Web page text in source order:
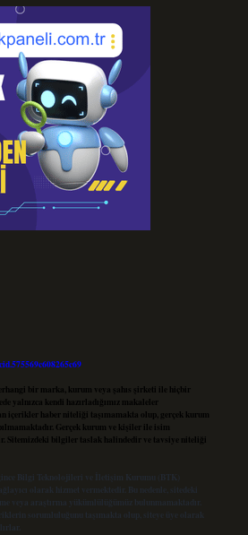
bir marka, kurum veya şahıs şirketi ile hiçbir
yalnızca kendi hazırladığımız makaleler
içerikler haber niteliği taşımamakta olup, gerçek kurum
Gerçek kurum ve kişiler ile isim
Sitemizdeki bilgiler taslak halindedir ve tavsiye niteliği
Bilgi Teknolojileri ve İletişim Kurumu (BTK)
olarak hizmet vermektedir. Bu nedenle, sitedeki
veya araştırma yükümlülüğümüz bulunmamaktadır.
sorumluluğunu taşımakta olup, siteye üye olarak